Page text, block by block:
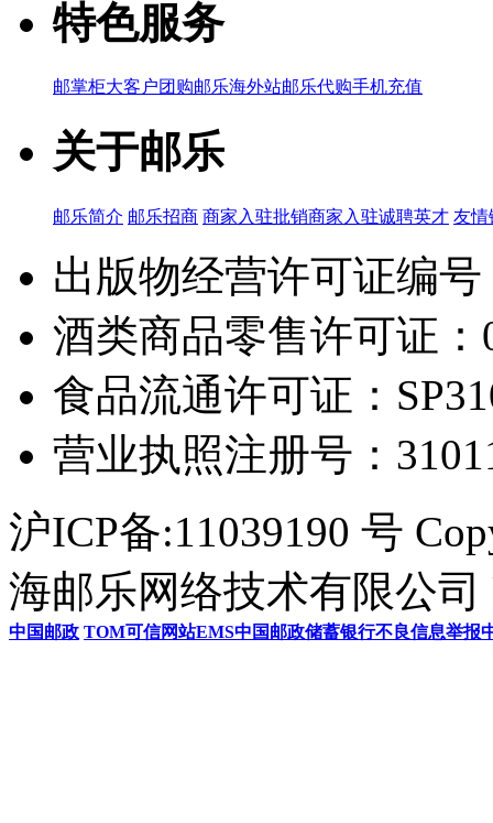
特色服务
邮掌柜大客户团购邮乐海外站邮乐代购手机充值
关于邮乐
邮乐简介 邮乐招商 商家入驻批销商家入驻诚聘英才 友情
出版物经营许可证编
酒类商品零售许可证：
食品流通许可证：
营业执照注册号：
沪ICP备:11039190 号
海邮乐网络技术有限公司
中国邮政 TOM可信网站EMS中国邮政储蓄银行不良信息举报